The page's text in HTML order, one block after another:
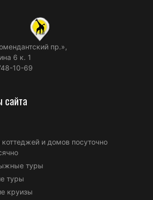
пр.»,
6 к. 1
10-69
сайта
и домов посуточно
туры
туры
круизы